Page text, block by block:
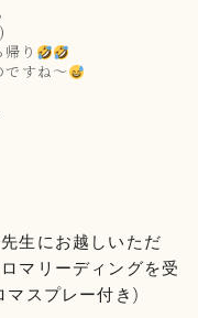
り
ですね～
生にお越しいただ
マリーディングを受
マスプレー付き)